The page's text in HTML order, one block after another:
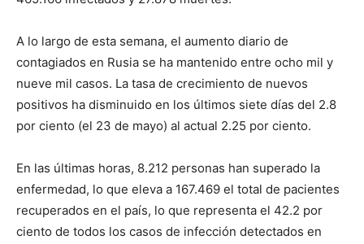
A lo largo de esta semana, el aumento diario de
contagiados en Rusia se ha mantenido entre ocho mil y
nueve mil casos. La tasa de crecimiento de nuevos
positivos ha disminuido en los últimos siete días del 2.8
por ciento (el 23 de mayo) al actual 2.25 por ciento.
En las últimas horas, 8.212 personas han superado la
enfermedad, lo que eleva a 167.469 el total de pacientes
recuperados en el país, lo que representa el 42.2 por
ciento de todos los casos de infección detectados en